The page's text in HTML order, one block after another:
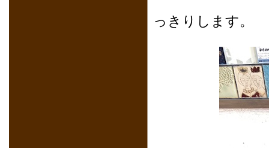
っきりします。